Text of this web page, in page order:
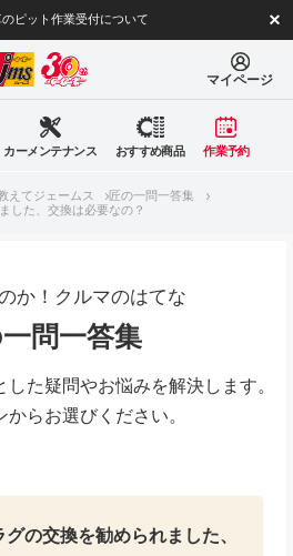
ピット作業受付について
マイページ
カーメンテナンス おすすめ商品 作業予約
えてジェームス
匠の一問一答集
した、交換は必要なの？
か！クルマのはてな
問一答集
た疑問やお悩みを解決します。
からお選びください。
の交換を勧められました、